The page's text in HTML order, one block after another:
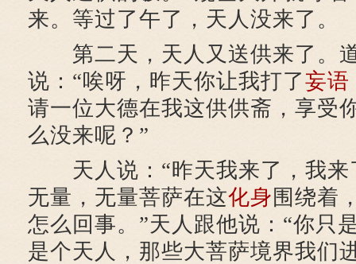
来。等过了午了，天人没来了。
第二天，天人又送供来了。
说：“唉呀，昨天你让我打了妄语
请一位大德在我这供供斋，享受
么没来呢？”
天人说：“昨天我来了，我
无量，无量菩萨在这化身 围绕着
怎么回事。”天人跟他说：“你只
是个天人，那些大菩萨境界我们